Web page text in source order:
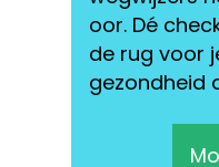
oor. Dé
de rug voor
gezondheid